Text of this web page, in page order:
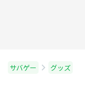
サバゲー グッズ